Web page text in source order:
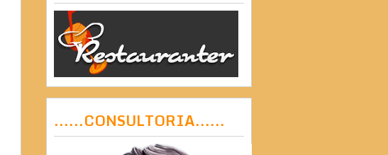
......CONSULTORIA......